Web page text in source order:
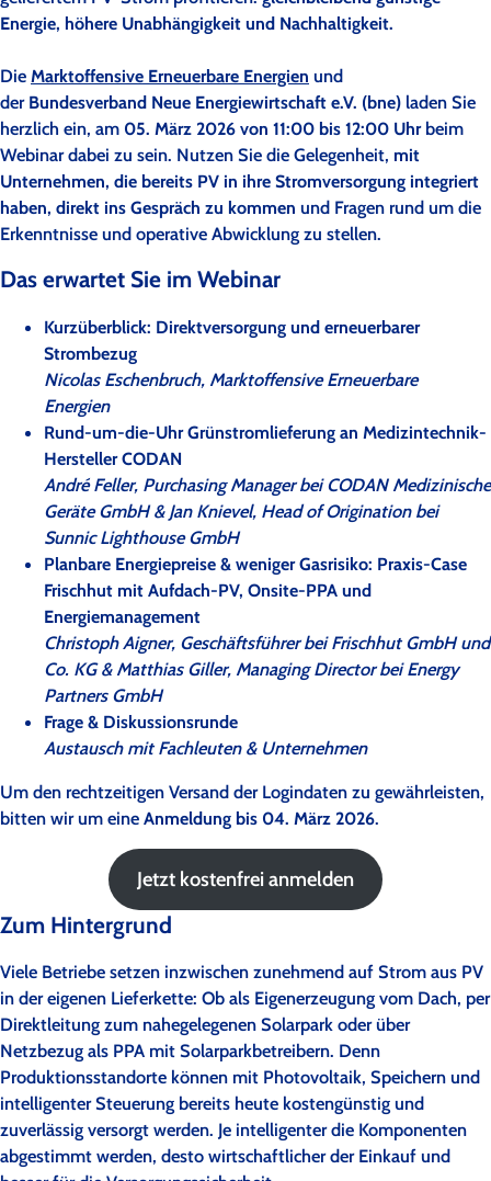
Energie, höhere Unabhängigkeit und Nachhaltigkeit.
Die Marktoffensive Erneuerbare Energien und
der Bundesverband Neue Energiewirtschaft e.V. (bne) laden Sie
herzlich ein, am 05. März 2026 von 11:00 bis 12:00 Uhrbeim
Webinar dabei zu sein. Nutzen Sie die Gelegenheit, mit
Unternehmen, die bereits PV in ihre Stromversorgung integriert
haben, direkt ins Gespräch zu kommen und Fragen rund um die
Erkenntnisse und operative Abwicklung zu stellen.
Das erwartet Sie im Webinar
Kurzüberblick: Direktversorgung und erneuerbarer
Strombezug
Nicolas Eschenbruch, Marktoffensive Erneuerbare
Energien
Rund-um-die-Uhr Grünstromlieferung an Medizintechnik-
Hersteller CODAN
André Feller, Purchasing Manager bei CODAN Medizinische
Geräte GmbH & Jan Knievel, Head of Origination bei
Sunnic Lighthouse GmbH
Planbare Energiepreise & weniger Gasrisiko: Praxis-Case
Frischhut mit Aufdach-PV, Onsite-PPA und
Energiemanagement
Christoph Aigner, Geschäftsführer bei Frischhut GmbH und
Co. KG & Matthias Giller, Managing Director bei Energy
Partners GmbH
Frage & Diskussionsrunde
Austausch mit Fachleuten & Unternehmen
Um den rechtzeitigen Versand der Logindaten zu gewährleisten,
bitten wir um eine Anmeldung bis 04. März 2026.
Jetzt kostenfrei anmelden
Zum Hintergrund
Viele Betriebe setzen inzwischen zunehmend auf Strom aus PV
in der eigenen Lieferkette: Ob als Eigenerzeugung vom Dach, per
Direktleitung zum nahegelegenen Solarpark oder über
Netzbezug als PPA mit Solarparkbetreibern. Denn
Produktionsstandorte können mit Photovoltaik, Speichern und
intelligenter Steuerung bereits heute kostengünstig und
zuverlässig versorgt werden. Je intelligenter die Komponenten
abgestimmt werden, desto wirtschaftlicher der Einkauf und